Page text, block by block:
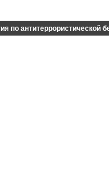
по антитеррористической